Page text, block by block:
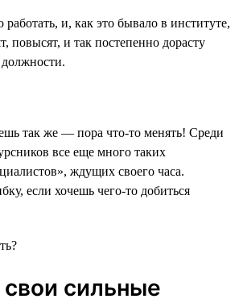
работать, и, как это бывало в институте,
повысят, и так постепенно дорасту
так же — пора что-то менять! Среди
все еще много таких
ждущих своего часа.
если хочешь чего-то добиться
сильные